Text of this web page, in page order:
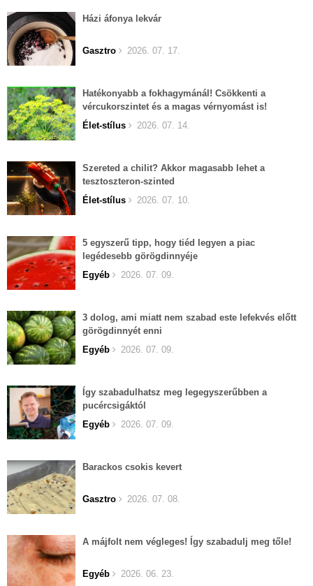
Házi áfonya lekvár
Gasztro 2026. 07. 17.
Hatékonyabb a fokhagymánál! Csökkenti a
vércukorszintet és a magas vérnyomást is!
Élet-stílus
2026. 07. 14.
Szereted a chilit? Akkor magasabb lehet a
tesztoszteron-szinted
Élet-stílus
2026. 07. 10.
5 egyszerű tipp, hogy tiéd legyen a piac
legédesebb görögdinnyéje
Egyéb
2026. 07. 09.
3 dolog, ami miatt nem szabad este lefekvés előtt
görögdinnyét enni
Egyéb
2026. 07. 09.
Így szabadulhatsz meg legegyszerűbben a
pucércsigáktól
Egyéb
2026. 07. 09.
Barackos csokis kevert
Gasztro 2026. 07. 08.
A májfolt nem végleges! Így szabadulj meg tőle!
Egyéb 2026. 06. 23.